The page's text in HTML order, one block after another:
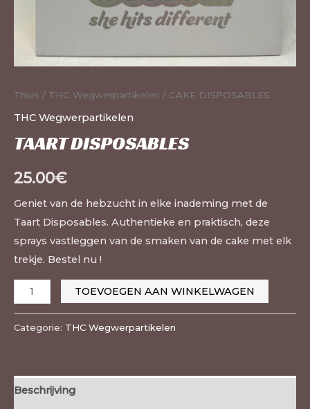
Thuis / THC Wegwerpartikelen / CAKE DISPOSABLES
THC Wegwerpartikelen
TAART DISPOSABLES
25.00€
Geniet van de hebzucht in elke inademing met de
Taart Disposables. Authentieke en praktisch, deze
sprays vastleggen van de smaken van de cake met elk
trekje. Bestel nu !
TOEVOEGEN AAN WINKELWAGEN
Categorie: THC Wegwerpartikelen
Beschrijving